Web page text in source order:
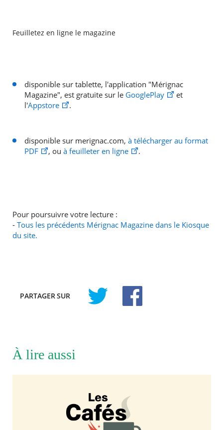
Feuilletez en ligne le magazine
disponible sur tablette, l'application "Mérignac
Magazine", est gratuite sur le GooglePlay
et
l'Appstore .
disponible sur merignac.com, à télécharger au format
PDF
, ou à feuilleter en ligne .
Pour poursuivre votre lecture :
-Tous les précédents Mérignac Magazine dans le Kiosque
du site.
PARTAGERSUR
À lire aussi